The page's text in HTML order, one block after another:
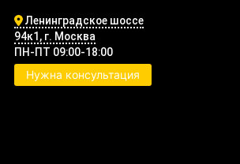
Ленинградское шоссе
94к1, г. Москва
ПН-ПТ 09:00-18:00
Нужна консультация